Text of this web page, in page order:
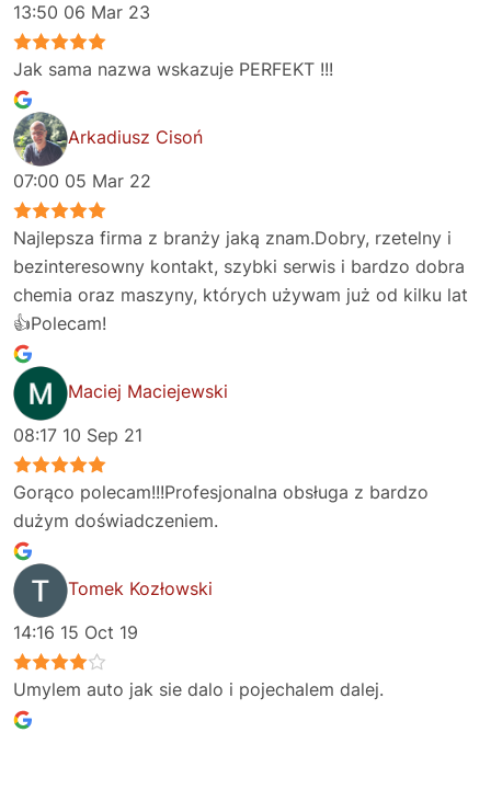
13:50 06 Mar 23
Jak sama nazwa wskazuje PERFEKT !!!
Arkadiusz Cisoń
07:00 05 Mar 22
Najlepsza firma z branży jaką znam.Dobry, rzetelny i
bezinteresowny kontakt, szybki serwis i bardzo dobra
chemia oraz maszyny, których używam już od kilku lat
👍Polecam!
Maciej Maciejewski
08:17 10 Sep 21
Gorąco polecam!!!Profesjonalna obsługa z bardzo
dużym doświadczeniem.
Tomek Kozłowski
14:16 15 Oct 19
Umylem auto jak sie dalo i pojechalem dalej.